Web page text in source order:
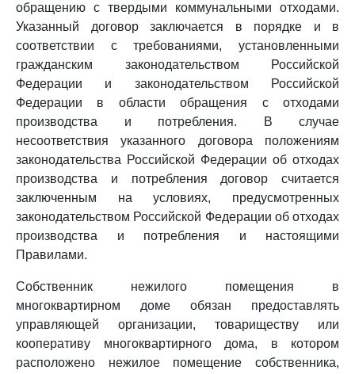
обращению с твердыми коммунальными отходами.
Указанный договор заключается в порядке и в
соответствии с требованиями, установленными
гражданским законодательством Российской
Федерации и законодательством Российской
Федерации в области обращения с отходами
производства и потребления. В случае
несоответствия указанного договора положениям
законодательства Российской Федерации об отходах
производства и потребления договор считается
заключенным на условиях, предусмотренных
законодательством Российской Федерации об отходах
производства и потребления и настоящими
Правилами.
Собственник нежилого помещения в
многоквартирном доме обязан предоставлять
управляющей организации, товариществу или
кооперативу многоквартирного дома, в котором
расположено нежилое помещение собственника,